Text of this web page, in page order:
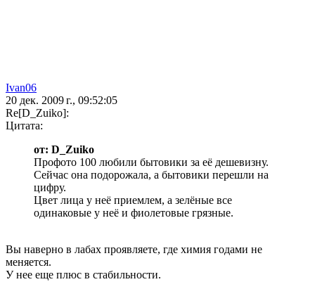
Ivan06
20 дек. 2009 г., 09:52:05
Re[D_Zuiko]:
Цитата:
от: D_Zuiko
Профото 100 любили бытовики за её дешевизну.
Сейчас она подорожала, а бытовики перешли на
цифру.
Цвет лица у неё приемлем, а зелёные все
одинаковые у неё и фиолетовые грязные.
Вы наверно в лабах проявляете, где химия годами не
меняется.
У нее еще плюс в стабильности.